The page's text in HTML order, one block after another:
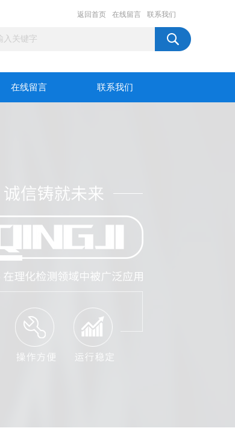
返回首页 在线留言 联系我们
在线留言 联系我们